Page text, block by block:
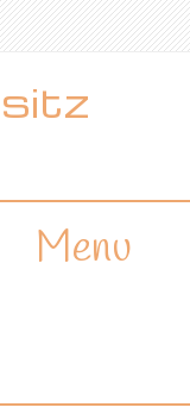
Menu